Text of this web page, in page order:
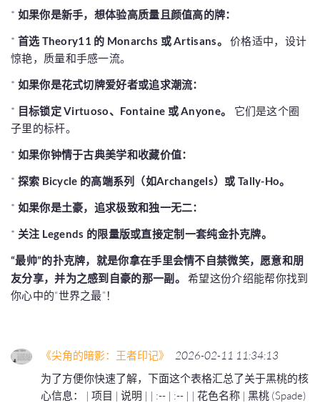
* 如果你是新手，想体验高质量且颜值高的牌：
* 首选 Theory11 的 Monarchs 或 Artisans。
价格适中，设计
惊艳，质量和手感一流。
* 如果你是花式切牌爱好者或追求潮流：
* 目标锁定 Virtuoso、Fontaine 或 Anyone。
它们是这个圈
子里的标杆。
* 如果你钟情于古典美学和收藏价值：
* 探索 Bicycle 的高端系列（如Archangels）或 Tally-Ho。
* 如果你是土豪，追求极致和独一无二：
* 关注 Legends 的限量版或直接定制一套纯金扑克牌。
“最帅”的扑克牌，就是你拿在手里会情不自禁微笑，愿意和朋
友分享，并为之感到自豪的那一副。
希望这份介绍能帮你找到
你心中的“世界之最”！
《尖角的暗影：王者印记》
2026-02-11 11:34:13
为了方便你快速了解，下面这个表格汇总了关于黑桃的核
心信息： | 项目 | 说明 | | :-- | :-- | | 花色名称 | 黑桃 (Spade)